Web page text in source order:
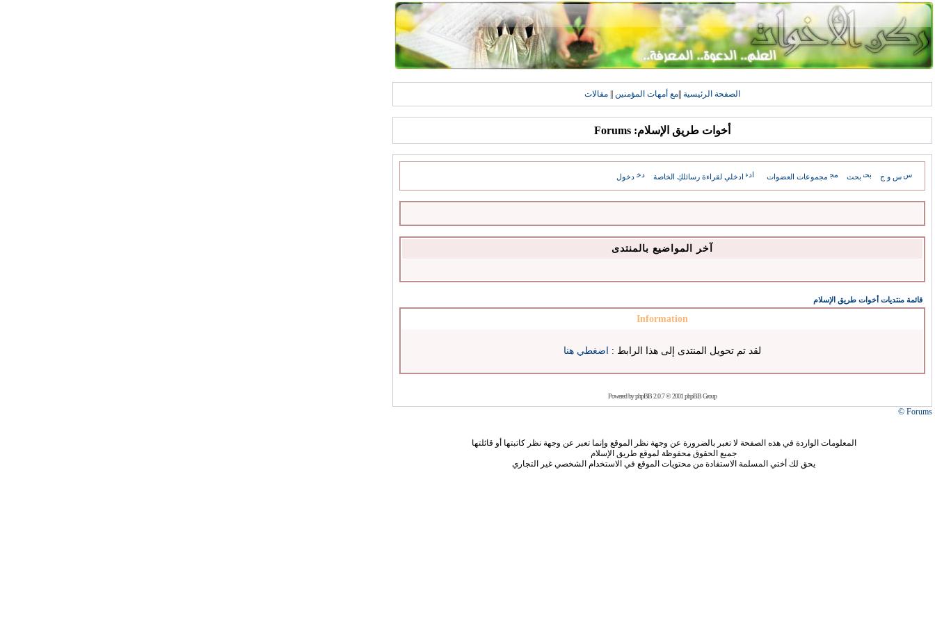
الصفحة الرئيسية مع أمهات المؤمنين مقالات
أخوات طريق الإسلام: Forums
س و ج بحث مجموعات العضوات ادخلي لقراءة رسائلكِ الخاصة دخول
آخر المواضيع بالمنتدى
قائمة منتديات أخوات طريق الإسلام
Information
لقد تم تحويل المنتدى إلى هذا الرابط : اضغطي هنا
Powered byphpBB2.0.7 © 2001 phpBB Group
Forums ©
المعلومات الواردة في هذه الصفحة لا تعبر بالضرورة عن وجهة نظر الموقع وإنما تعبر عن وجهة نظر كاتبتها أو قائلتها
جميع الحقوق محفوظة لموقع طريق الإسلام
يحق لك أختي المسلمة الاستفادة من محتويات الموقع في الاستخدام الشخصي غير التجاري